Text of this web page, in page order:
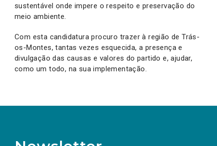
sustentável onde impere o respeito e preservação do
meio ambiente.
Com esta candidatura procuro trazer à região de Trás-
os-Montes, tantas vezes esquecida, a presença e
divulgação das causas e valores do partido e, ajudar,
como um todo, na sua implementação.